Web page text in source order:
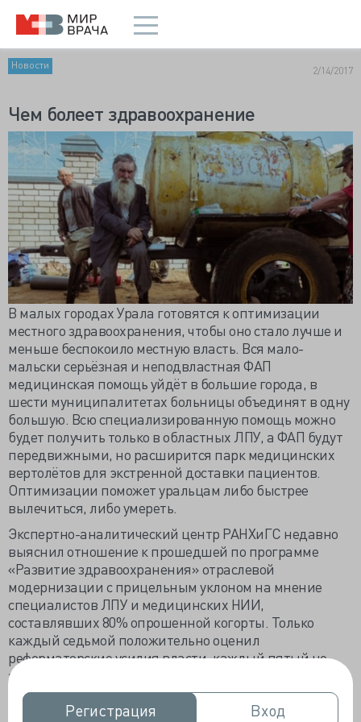
Регистрация
Регистрация Вход
Вход
Новости 2/14/2017
Чем болеет здравоохранение
В малых городах Урала готовятся к оптимизации
местного здравоохранения, чтобы оно стало лучше и
меньше беспокоило местную власть. Вся мало-
мальски серьёзная и неподвластная ФАП
медицинская помощь уйдёт в большие города, в
шести муниципалитетах больницы объединят в одну
большую. Всю специализированную помощь можно
будет получить только в областных ЛПУ, а ФАП будут
передвижными, но расширится парк медицинских
вертолётов для экстренной доставки пациентов.
Оптимизации поможет уральцам либо быстрее
вылечиться, либо умереть.
Экспертно-аналитический центр РАНХиГС недавно
выяснил отношение к прошедшей по программе
«Развитие здравоохранения» отраслевой
модернизации с прицельным уклоном на мнение
специалистов ЛПУ и медицинских НИИ,
составлявших 80% опрошенной когорты. Только
каждый седьмой положительно оценил
реформаторские усилия власти, каждый пятый не
заметил значимых подвижек, а каждый десятый
проставил низший балл, но половина склонна
находить плохое и хорошее.